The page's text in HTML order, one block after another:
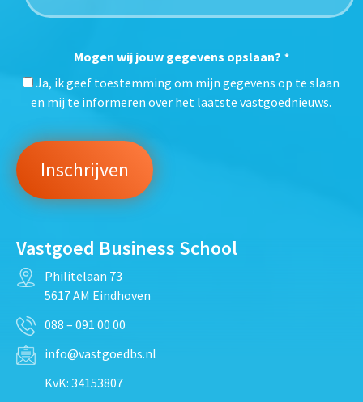
Mogen wij jouw gegevens opslaan? *
Ja, ik geef toestemming om mijn gegevens op te slaan
en mij te informeren over het laatste vastgoednieuws.
Vastgoed Business School
Philitelaan 73
5617 AM Eindhoven
088 – 091 00 00
info@vastgoedbs.nl
KvK: 34153807